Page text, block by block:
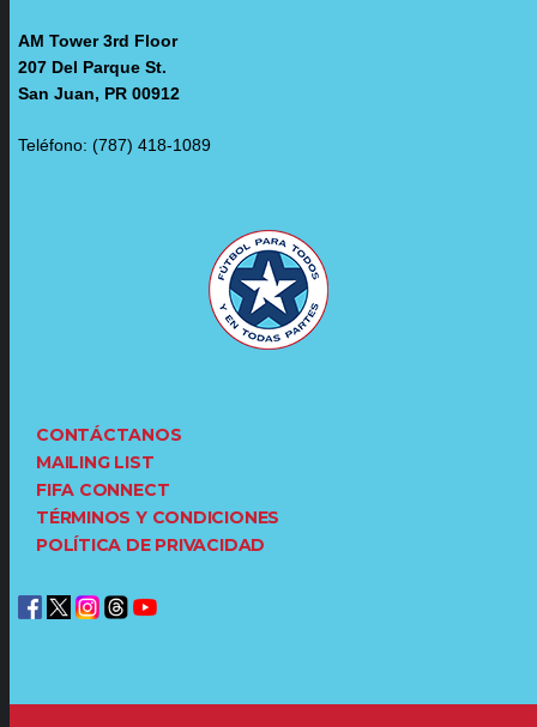
AM Tower 3rd Floor
207 Del Parque St.
San Juan, PR 00912
Teléfono: (787) 418-1089
CONTÁCTANOS
MAILING LIST
FIFA CONNECT
TÉRMINOS Y CONDICIONES
POLÍTICA DE PRIVACIDAD